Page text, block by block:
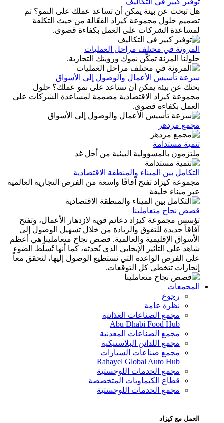
هل تبحث عن بيئة يمكن أن تساعد عملك على النمو؟ تم
تصميم حلول مجموعة كيزاد الفعّالة من حيث التكلفة
لمساعدة الشركات على العمل بكفاءة قصوى.
المرونة في مختلف مراحل العمليات
حلولنا المرنة تمكّن نموك ورؤيتك التجارية.
سرعة تأسيس الأعمال والوصول إلى الأسواق
بحثك عن بيئة يمكن أن تساعد على نمو عملك؟ حلول
مجموعة كيزاد الاقتصادية مصممة لمساعدة الشركات على
العمل بكفاءة قصوى.
مجمع مزدهر
تنمية مستدامة
ملتزمون بالمسؤولية البيئية من أجل غد
التكامل بين الميناء والمنطقة الاقتصادية
مجموعة كيزاد تفتح آفاقًا واسعة من الفرص التجارية العالمية
عبر ميناء خليفة
قصص نجاح متعاملينا
تؤسس مجموعة كيزاد دعائم قوية لازدهار الأعمال، وتفتح
آفاقاً جديدة للتفوق والريادة من خلال تسهيل الوصول إلى
الأسواق الإقليمية والعالمية. قصص نجاح متعاملينا هي أعظم
شاهد على التأثير الإيجابي الذي نُحدثه، كما أنها تُسلّط الضوء
على الفرص الواعدة التي نستطيع الوصول إليها، لنحقق معاً
إنجازات تتخطى كل التوقعات.
المجمعات
رجوع
نظرة عامة
مجمع الصناعات الغذائية
Abu Dhabi Food Hub
مجمع الصناعات المعدنية
مجمع اللدائن البلاستيكية
مجمع صناعات السيارات
Rahayel Global Auto Hub
مجمع الخدمات اللوجستية
قطاع الكيماويات المتخصصة
مجمع الخدمات اللوجستية
العمل مع كيزاد